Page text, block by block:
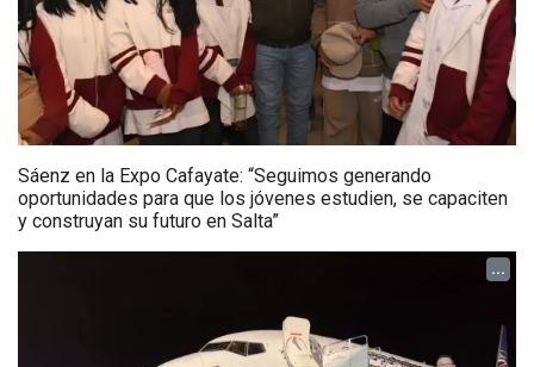
Sáenz en la Expo Cafayate: “Seguimos generando
oportunidades para que los jóvenes estudien, se capaciten
y construyan su futuro en Salta”
...